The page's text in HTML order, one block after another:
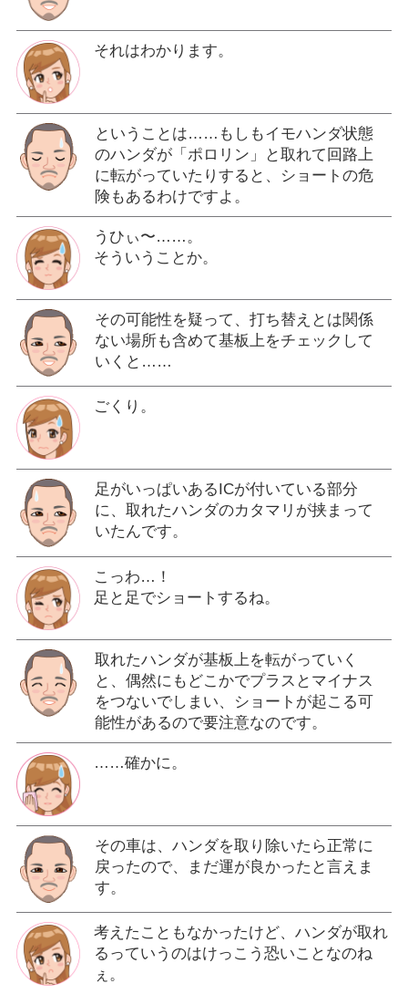
それはわかります。
ということは……もしもイモハンダ状態
のハンダが「ポロリン」と取れて回路上
に転がっていたりすると、ショートの危
険もあるわけですよ。
うひぃ〜……。
そういうことか。
その可能性を疑って、打ち替えとは関係
ない場所も含めて基板上をチェックして
いくと……
ごくり。
足がいっぱいあるICが付いている部分
に、取れたハンダのカタマリが挟まって
いたんです。
こっわ…！
足と足でショートするね。
取れたハンダが基板上を転がっていく
と、偶然にもどこかでプラスとマイナス
をつないでしまい、ショートが起こる可
能性があるので要注意なのです。
……確かに。
その車は、ハンダを取り除いたら正常に
戻ったので、まだ運が良かったと言えま
す。
考えたこともなかったけど、ハンダが取れ
るっていうのはけっこう恐いことなのね
ぇ。